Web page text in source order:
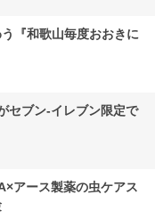
『和歌山毎度おおきに
ブン‐イレブン限定で
アース製薬の虫ケアス